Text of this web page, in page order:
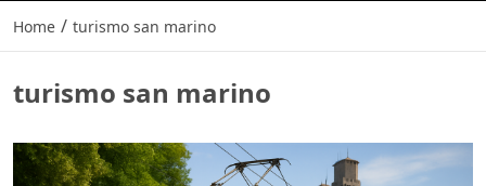
Home / turismo san marino
turismo san marino